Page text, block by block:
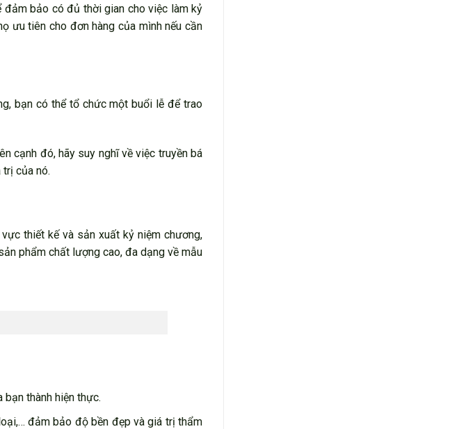
đảm bảo có đủ thời gian cho việc làm kỷ
ưu tiên cho đơn hàng của mình nếu cần
bạn có thể tổ chức một buổi lễ để trao
cạnh đó, hãy suy nghĩ về việc truyền bá
của nó.
thiết kế và sản xuất kỷ niệm chương,
phẩm chất lượng cao, đa dạng về mẫu
thành hiện thực.
đảm bảo độ bền đẹp và giá trị thẩm